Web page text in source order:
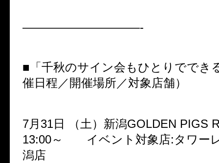
——————————-
■「千秋のサイン会もひとりででき
催日程／開催場所／対象店舗）
7月 31日 （土）新潟GOLDEN PIGS
13:00～ イベント対象店:タワー
潟店